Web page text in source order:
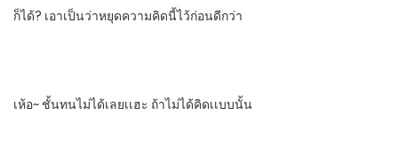
ก็ได้?​ เอาเป็นว่าหยุดความคิดนี้ไว้ก่อนดีกว่า
เห้อ~ ชั้นทนไม่ได้เลยเเฮะ​ ถ้าไม่ได้คิดเเบบนั้น